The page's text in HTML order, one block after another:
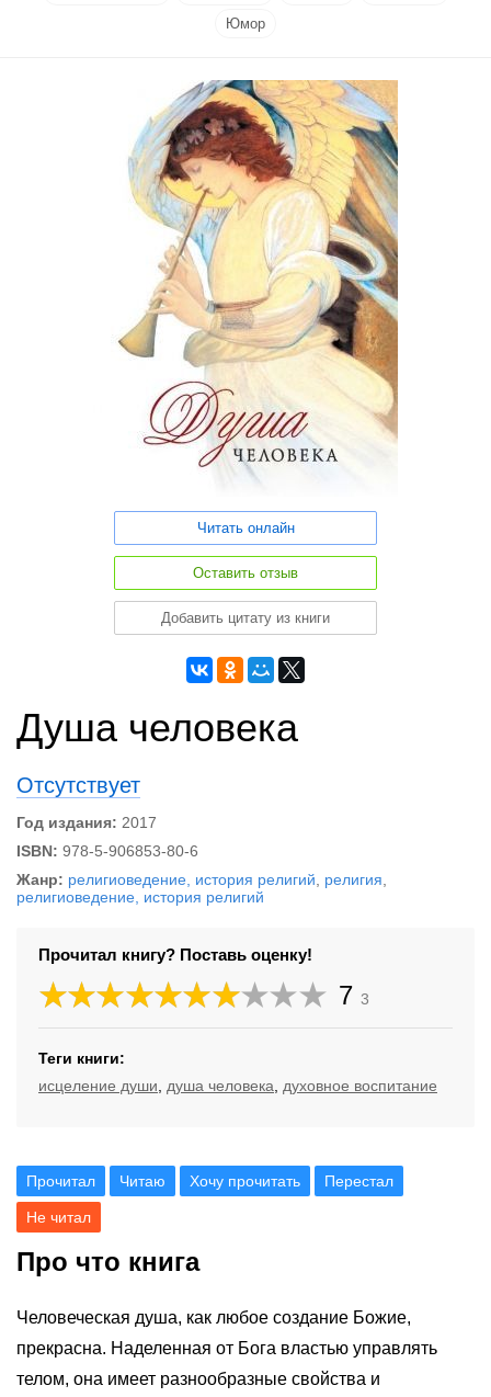
Юмор
Читать онлайн
Оставить отзыв
Добавить цитату из книги
Душа человека
Отсутствует
Год издания: 2017
ISBN: 978-5-906853-80-6
Жанр: религиоведение, история религий религия
религиоведение, история религий
Прочитал книгу? Поставь оценку!
7 3
Теги книги:
исцеление души
душа человека духовное воспитание
Прочитал Читаю Хочу прочитать Перестал
Не читал
Про что книга
Человеческая душа, как любое создание Божие,
прекрасна. Наделенная от Бога властью управлять
телом, она имеет разнообразные свойства и